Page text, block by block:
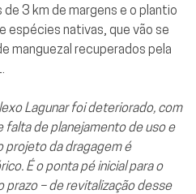
de 3 km de margens e o plantio
espécies nativas, que vão se
manguezal recuperados pela
Lagunar foi deteriorado, com
falta de planejamento de uso e
projeto da dragagem é
É o ponta pé inicial para o
prazo – de revitalização desse